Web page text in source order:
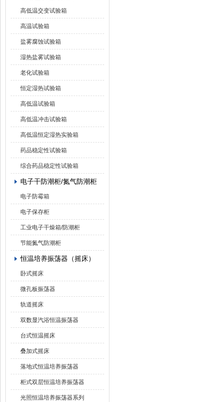
高低温交变试验箱
高温试验箱
盐雾腐蚀试验箱
湿热盐雾试验箱
老化试验箱
恒定湿热试验箱
高低温试验箱
高低温冲击试验箱
高低温恒定湿热实验箱
药品稳定性试验箱
综合药品稳定性试验箱
电子干防潮柜/氮气防潮柜
电子防霉箱
电子保存柜
工业电子干燥箱/防潮柜
节能氮气防潮柜
恒温培养振荡器（摇床）
卧式摇床
微孔板振荡器
轨道摇床
双数显汽浴恒温振荡器
台式恒温摇床
叠加式摇床
落地式恒温培养振荡器
柜式双层恒温培养振荡器
光照恒温培养振荡器系列